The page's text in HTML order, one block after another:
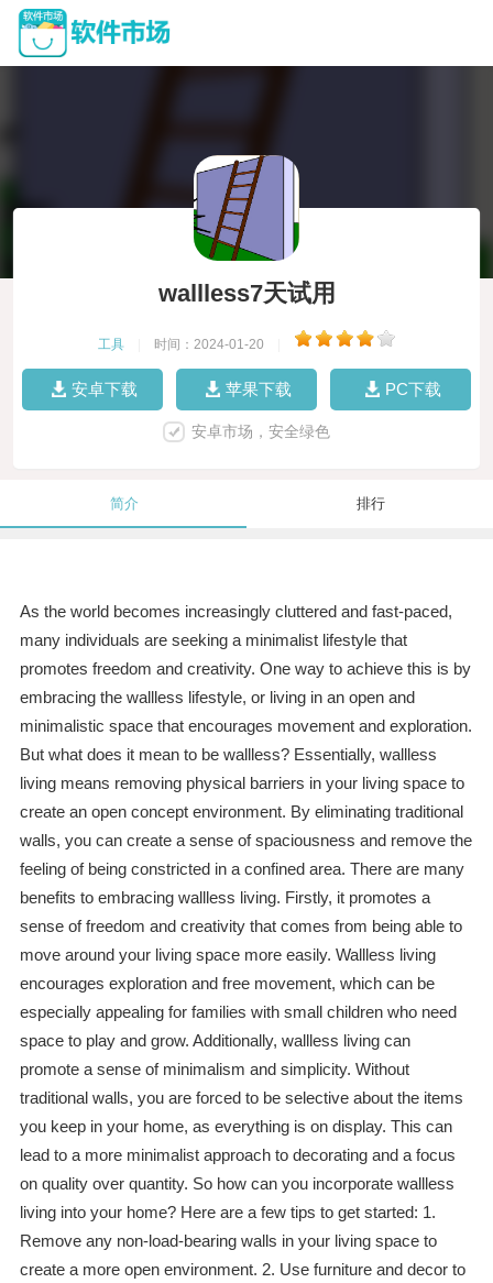
wallless7天试用
工具 时间：2024-01-20
安卓下载 苹果下载 PC下载
安卓市场，安全绿色
简介 排行
As the world becomes increasingly cluttered and fast-paced,
many individuals are seeking a minimalist lifestyle that
promotes freedom and creativity. One way to achieve this is by
embracing the wallless lifestyle, or living in an open and
minimalistic space that encourages movement and exploration.
But what does it mean to be wallless? Essentially, wallless
living means removing physical barriers in your living space to
create an open concept environment. By eliminating traditional
walls, you can create a sense of spaciousness and remove the
feeling of being constricted in a confined area. There are many
benefits to embracing wallless living. Firstly, it promotes a
sense of freedom and creativity that comes from being able to
move around your living space more easily. Wallless living
encourages exploration and free movement, which can be
especially appealing for families with small children who need
space to play and grow. Additionally, wallless living can
promote a sense of minimalism and simplicity. Without
traditional walls, you are forced to be selective about the items
you keep in your home, as everything is on display. This can
lead to a more minimalist approach to decorating and a focus
on quality over quantity. So how can you incorporate wallless
living into your home? Here are a few tips to get started: 1.
Remove any non-load-bearing walls in your living space to
create a more open environment. 2. Use furniture and decor to